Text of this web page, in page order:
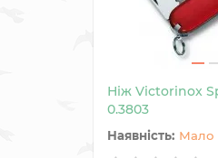
Ніж Victorinox
0.3803
Мало